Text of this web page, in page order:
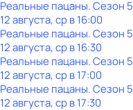
Реальные пацаны. Сезон 5
12 августа, ср в 16:00
Реальные пацаны. Сезон 5
12 августа, ср в 16:30
Реальные пацаны. Сезон 5
12 августа, ср в 17:00
Реальные пацаны. Сезон 5
12 августа, ср в 17:30